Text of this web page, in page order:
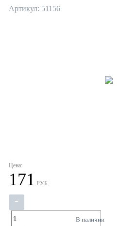
Артикул: 51156
Цена:
171 РУБ.
-
В наличии